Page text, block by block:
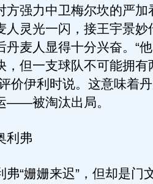
方强力中卫梅尔坎的严加
人灵光一闪，接王宇景妙
丹麦人显得十分兴奋。“
，但一支球队不可能拥有
价伊利时说。这意味着
——被淘汰出局。
弗
“姗姗来迟”，但却是门